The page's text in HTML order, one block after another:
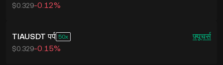
$0.329-0.12%
TIAUSDT पर्प 50 फ़्यूचर्स
$0.329-0.15%